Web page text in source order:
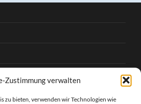
Zustimmung verwalten
zu bieten, verwenden wir Technologien wie